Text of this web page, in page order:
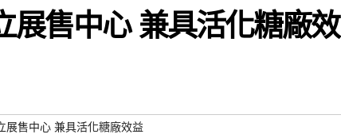
展售中心 兼具活化糖廠效
展售中心 兼具活化糖廠效益